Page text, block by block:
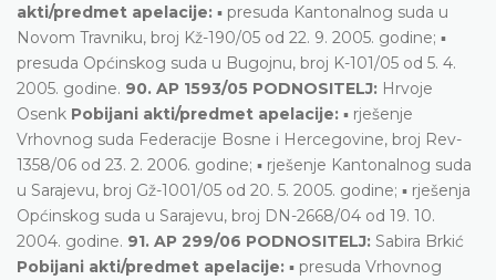
akti/predmet apelacije: ▪ presuda Kantonalnog suda u
Novom Travniku, broj Kž-190/05 od 22. 9. 2005. godine; ▪
presuda Općinskog suda u Bugojnu, broj K-101/05 od 5. 4.
2005. godine. 90. AP 1593/05 PODNOSITELJ: Hrvoje
Osenk Pobijani akti/predmet apelacije: ▪ rješenje
Vrhovnog suda Federacije Bosne i Hercegovine, broj Rev-
1358/06 od 23. 2. 2006. godine; ▪ rješenje Kantonalnog suda
u Sarajevu, broj Gž-1001/05 od 20. 5. 2005. godine; ▪ rješenja
Općinskog suda u Sarajevu, broj DN-2668/04 od 19. 10.
2004. godine. 91. AP 299/06 PODNOSITELJ: Sabira Brkić
Pobijani akti/predmet apelacije: ▪ presuda Vrhovnog